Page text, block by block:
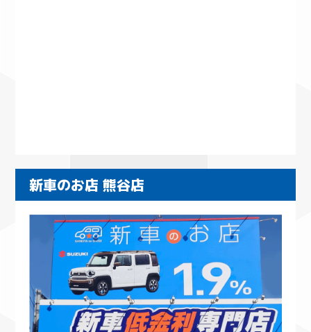
新車のお店 熊谷店